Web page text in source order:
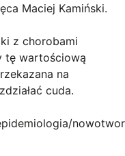
Maciej Kamiński.
z chorobami
tę wartościową
na
cuda.